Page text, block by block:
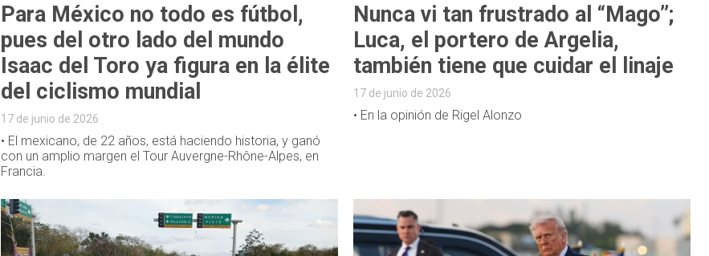
Para México no todo es fútbol,
pues del otro lado del mundo
Isaac del Toro ya figura en la élite
del ciclismo mundial
17 de junio de 2026
• El mexicano, de 22 años, está haciendo historia, y ganó
con un amplio margen el Tour Auvergne-Rhône-Alpes, en
Francia.
Nunca vi tan frustrado al “Mago”;
Luca, el portero de Argelia,
también tiene que cuidar el linaje
17 de junio de 2026
• En la opinión de Rigel Alonzo